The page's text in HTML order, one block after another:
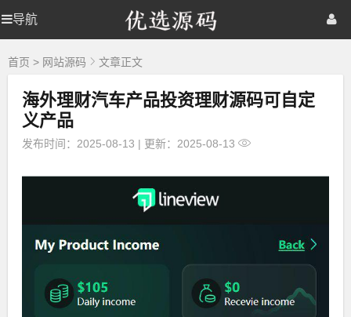
导航
优
选
码
优
选
首页 网站源码
棋牌源码
首页 > 网站源码 文章正文
海外理财汽车产品投资理财源码可自定
义产品
发布时间：2025-08-13 | 更新：2025-08-13